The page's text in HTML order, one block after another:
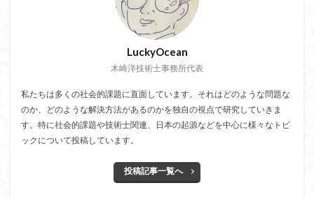
LuckyOcean
木崎洋技術士事務所代表
私たちは多くの社会的課題に直面しています。それはどのような問題な
のか、どのような解決方法があるのかを独自の視点で研究していきま
す。特に社会的課題や技術士関連、日本の起源などを中心に様々なトピ
ックについて投稿しています。
投稿記事一覧へ